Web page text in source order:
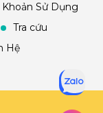
Sử Dụng
Tra cứu
Hệ